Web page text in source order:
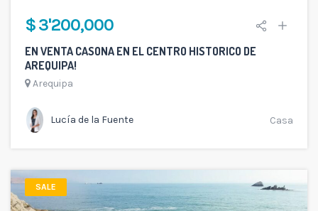
$ 3'200,000
EN VENTA CASONA EN EL CENTRO HISTORICO DE
AREQUIPA!
Arequipa
Lucía de la Fuente Casa
SALE